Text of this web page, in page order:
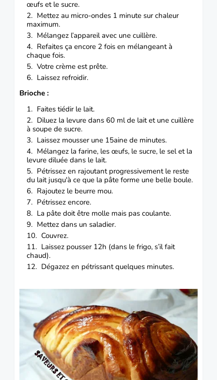
œufs et le sucre.
Mettez au micro-ondes 1 minute sur chaleur
maximum.
Mélangez l’appareil avec une cuillère.
Refaites ça encore 2 fois en mélangeant à
chaque fois.
Votre crème est prête.
Laissez refroidir.
Brioche :
Faites tiédir le lait.
Diluez la levure dans 60 ml de lait et une cuillère
à soupe de sucre.
Laissez mousser une 15aine de minutes.
Mélangez la farine, les œufs, le sucre, le sel et la
levure diluée dans le lait.
Pétrissez en rajoutant progressivement le reste
du lait jusqu'à ce que la pâte forme une belle boule.
Rajoutez le beurre mou.
Pétrissez encore.
La pâte doit être molle mais pas coulante.
Mettez dans un saladier.
Couvrez.
Laissez pousser 12h (dans le frigo, s’il fait
chaud).
Dégazez en pétrissant quelques minutes.